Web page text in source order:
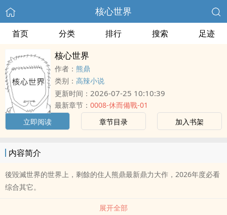
核心世界
首页 分类 排行 搜索 足迹
核心世界
作者： 熊鼎
类别： 高辣小说
更新时间： 2026-07-25 10:10:39
最新章节： 0008-休而備戰-01
立即阅读
章节目录 加入书架
内容简介
後毀滅世界的世界上，剩餘的住人熊鼎最新鼎力大作，2026年度必看
综合其它。
展开全部